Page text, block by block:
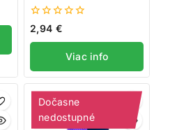
0
5
2,94 €
Viac info
Dočasne
nedostupné